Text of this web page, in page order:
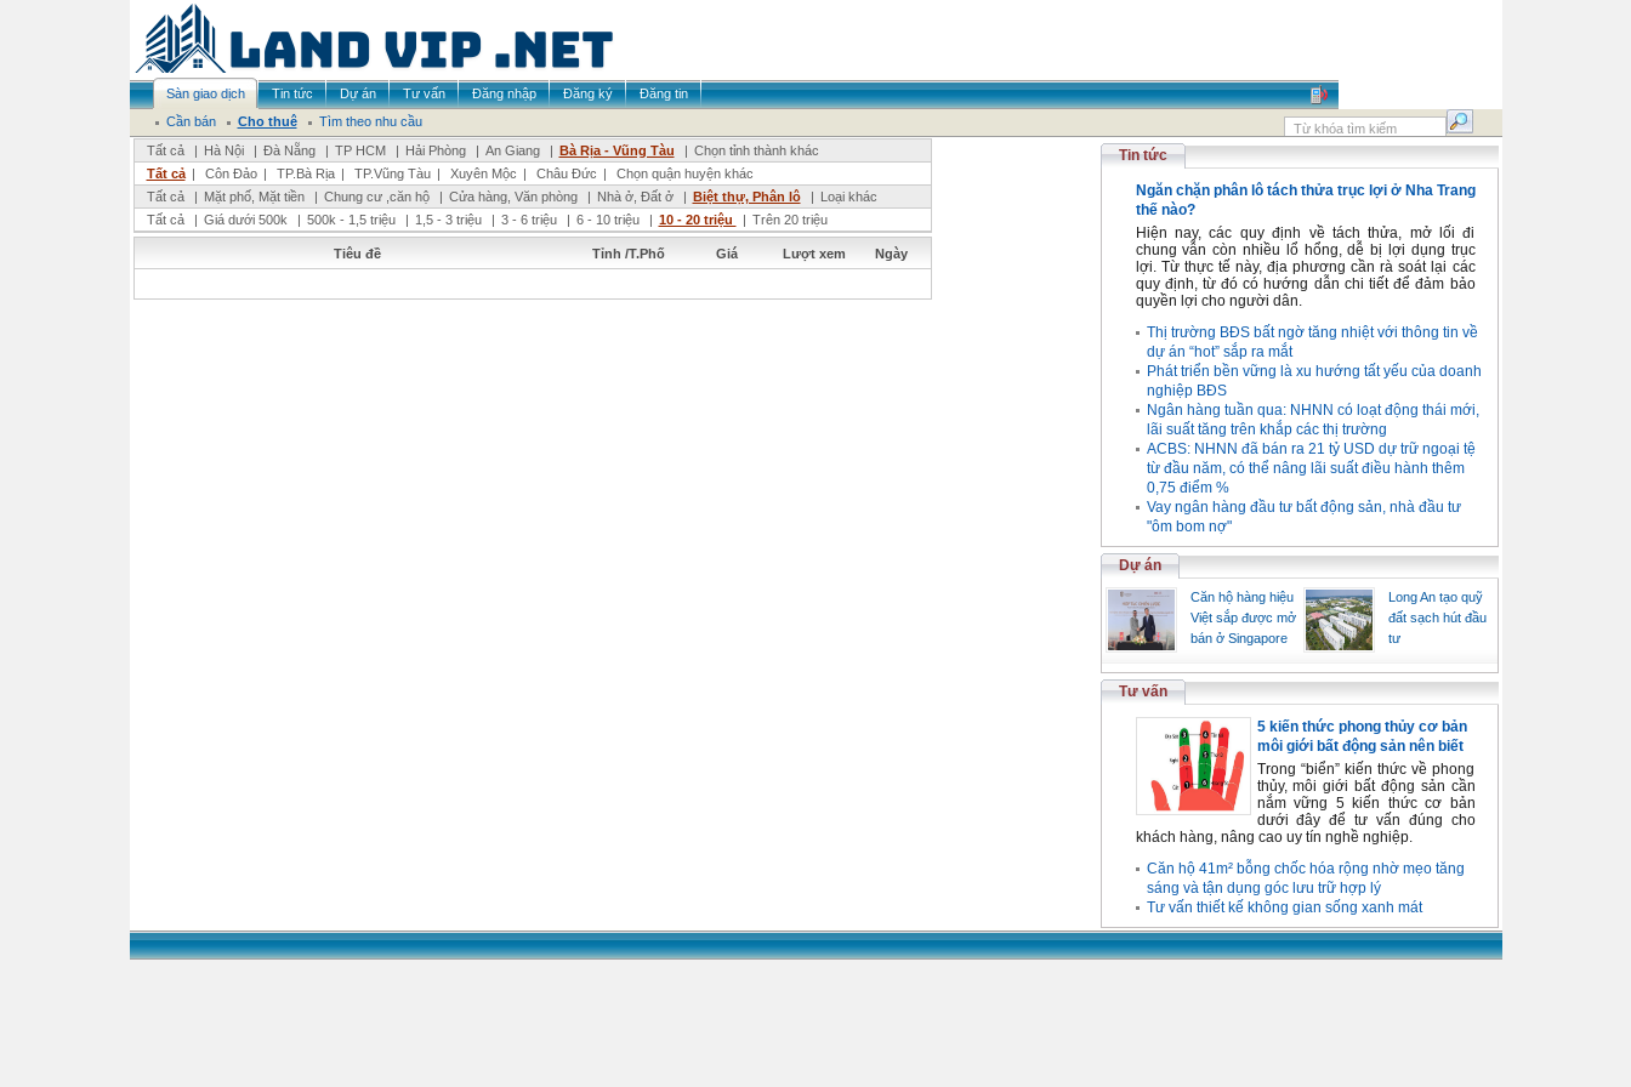
Sàn giao dịch Tin tức Dự án Tư vấn Đăng nhập Đăng ký
Đăng tin
Cần bán
Cho thuê
Tìm theo nhu cầu
Tất cả
| Hà Nội | Đà Nẵng | TP HCM | Hải Phòng | An Giang | Bà Rịa - Vũng Tàu | Chọn tỉnh thành khác
Tất cả | Côn Đảo | TP.Bà Rịa | TP.Vũng Tàu | Xuyên Mộc | Châu Đức |
Chọn quận huyện khác
Tất cả
| Mặt phố, Mặt tiền | Chung cư ,căn hộ | Cửa hàng, Văn phòng | Nhà ở, Đất ở | Biệt thự, Phân lô | Loại khác
Tất cả
| Giá dưới 500k | 500k - 1,5 triệu | 1,5 - 3 triệu | 3 - 6 triệu | 6 - 10 triệu | 10 - 20 triệu | Trên 20 triệu
Tiêu đề Tỉnh /T.Phố Giá Lượt xem Ngày
Tin tức
Ngăn chặn phân lô tách thửa trục lợi ở Nha Trang
thế nào?
Hiện nay, các quy định về tách thửa, mở lối đi
chung vẫn còn nhiều lổ hổng, dễ bị lợi dụng trục
lợi. Từ thực tế này, địa phương cần rà soát lại các
quy định, từ đó có hướng dẫn chi tiết để đảm bảo
quyền lợi cho người dân.
Thị trường BĐS bất ngờ tăng nhiệt với thông tin về
dự án “hot” sắp ra mắt
Phát triển bền vững là xu hướng tất yếu của doanh
nghiệp BĐS
Ngân hàng tuần qua: NHNN có loạt động thái mới,
lãi suất tăng trên khắp các thị trường
ACBS: NHNN đã bán ra 21 tỷ USD dự trữ ngoại tệ
từ đầu năm, có thể nâng lãi suất điều hành thêm
0,75 điểm %
Vay ngân hàng đầu tư bất động sản, nhà đầu tư
"ôm bom nợ"
Dự án
Căn hộ hàng hiệu
Việt sắp được mở
bán ở Singapore
Long An tạo quỹ
đất sạch hút đầu
tư
Tư vấn
5 kiến thức phong thủy cơ bản
môi giới bất động sản nên biết
Trong “biển” kiến thức về phong
thủy, môi giới bất động sản cần
nắm vững 5 kiến thức cơ bản
dưới đây để tư vấn đúng cho
khách hàng, nâng cao uy tín nghề nghiệp.
Căn hộ 41m² bỗng chốc hóa rộng nhờ mẹo tăng
sáng và tận dụng góc lưu trữ hợp lý
Tư vấn thiết kế không gian sống xanh mát